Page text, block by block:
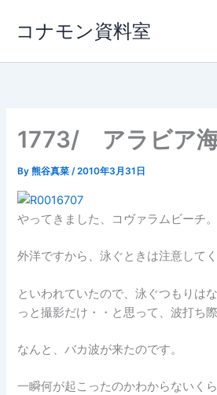
ス
コナモン資料室
1773/ アラビア
By熊谷真菜/2010年3月31日
やってきました、コヴァラムビーチ。
外洋ですから、泳ぐときは注意して
といわれていたので、泳ぐつもりは
っと撮影だけ・・と思って、波打ち
なんと、バカ波が来たのです。
一瞬何が起こったのかわからないく